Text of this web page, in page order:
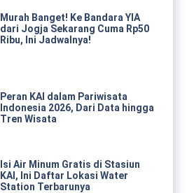
Murah Banget! Ke Bandara YIA
dari Jogja Sekarang Cuma Rp50
Ribu, Ini Jadwalnya!
Peran KAI dalam Pariwisata
Indonesia 2026, Dari Data hingga
Tren Wisata
Isi Air Minum Gratis di Stasiun
KAI, Ini Daftar Lokasi Water
Station Terbarunya